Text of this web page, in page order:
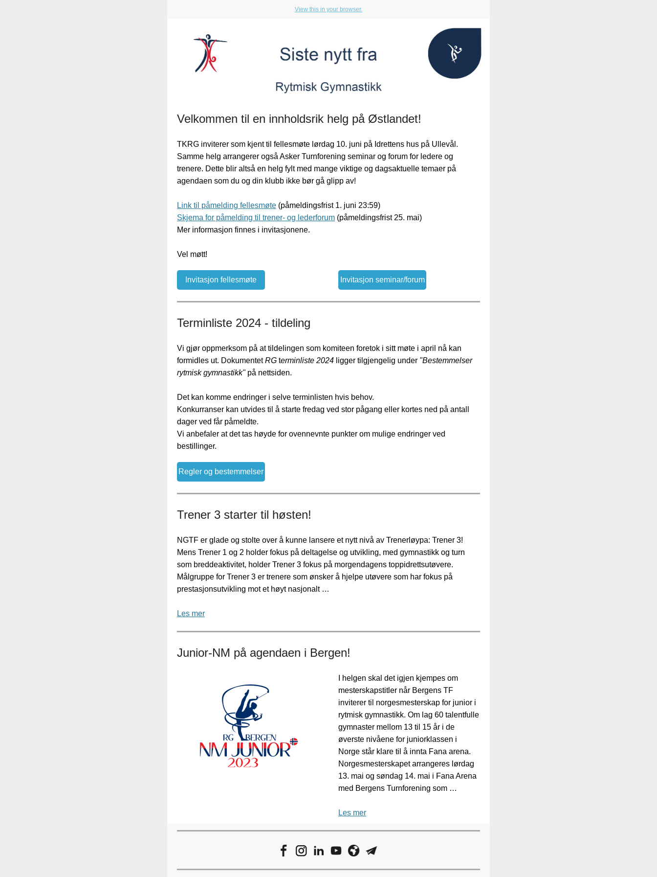
View this in your browser.
Velkommen til en innholdsrik helg på Østlandet!
TKRG inviterer som kjent til fellesmøte lørdag 10. juni på Idrettens hus på Ullevål.
Samme helg arrangerer også Asker Turnforening seminar og forum for ledere og
trenere. Dette blir altså en helg fylt med mange viktige og dagsaktuelle temaer på
agendaen som du og din klubb ikke bør gå glipp av!
Link til påmelding fellesmøte (påmeldingsfrist 1. juni 23:59)
Skjema for påmelding til trener- og lederforum (påmeldingsfrist 25. mai)
Mer informasjon finnes i invitasjonene.
Vel møtt!
Invitasjon fellesmøte Invitasjon seminar/forum
Terminliste 2024 - tildeling
Vi gjør oppmerksom på at tildelingen som komiteen foretok i sitt møte i april nå kan
formidles ut. DokumentetRG terminliste 2024 ligger tilgjengelig under "Bestemmelser
rytmisk gymnastikk"på nettsiden.
Det kan komme endringer i selve terminlisten hvis behov.
Konkurranser kan utvides til å starte fredag ved stor pågang eller kortes ned på antall
dager ved får påmeldte.
Vi anbefaler at det tas høyde for ovennevnte punkter om mulige endringer ved
bestillinger.
Regler og bestemmelser
Trener 3 starter til høsten!
NGTF er glade og stolte over å kunne lansere et nytt nivå av Trenerløypa: Trener 3!
Mens Trener 1 og 2 holder fokus på deltagelse og utvikling, med gymnastikk og turn
som breddeaktivitet, holder Trener 3 fokus på morgendagens toppidrettsutøvere.
Målgruppe for Trener 3 er trenere som ønsker å hjelpe utøvere som har fokus på
prestasjonsutvikling mot et høyt nasjonalt …
Les mer
Junior-NM på agendaen i Bergen!
I helgen skal det igjen kjempes om
mesterskapstitler når Bergens TF
inviterer til norgesmesterskap for junior i
rytmisk gymnastikk. Om lag 60 talentfulle
gymnaster mellom 13 til 15 år i de
øverste nivåene for juniorklassen i
Norge står klare til å innta Fana arena.
Norgesmesterskapet arrangeres lørdag
13. mai og søndag 14. mai i Fana Arena
med Bergens Turnforening som …
Les mer